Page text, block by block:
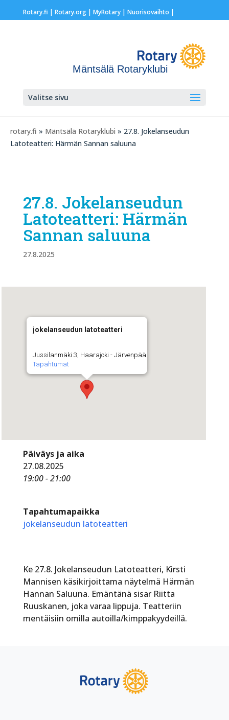
Rotary.fi | Rotary.org| MyRotary | Nuorisovaihto |
Mäntsälä Rotaryklubi
Valitse sivu
rotary.fi » Mäntsälä Rotaryklubi » 27.8. Jokelanseudun
Latoteatteri: Härmän Sannan saluuna
27.8. Jokelanseudun
Latoteatteri: Härmän
Sannan saluuna
27.8.2025
jokelanseudun latoteatteri
Jussilanmäki 3, Haarajoki - Järvenpää
Tapahtumat
Päiväys ja aika
27.08.2025
19:00 - 21:00
Tapahtumapaikka
jokelanseudun latoteatteri
Ke 27.8. Jokelanseudun Latoteatteri, Kirsti
Mannisen käsikirjoittama näytelmä Härmän
Hannan Saluuna. Emäntänä sisar Riitta
Ruuskanen, joka varaa lippuja. Teatteriin
mentäisiin omilla autoilla/kimppakyydeillä.